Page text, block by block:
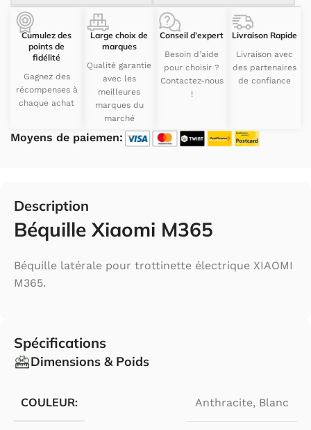
Cumulez des
points de
fidélité
Gagnez des
récompenses à
chaque achat
Large choix de
marques
Qualité garantie
avec les
meilleures
marques du
marché
Conseil d’expert
Besoin d’aide
pour choisir ?
Contactez-nous
!
Livraison Rapide
Livraison avec
des partenaires
de confiance
Moyens de paiemen:
Description
Béquille Xiaomi M365
Béquille latérale pour trottinette électrique XIAOMI
M365.
Spécifications
Dimensions & Poids
COULEUR: Anthracite, Blanc